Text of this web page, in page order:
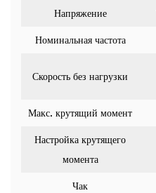
Напряжение
Номинальная частота
Скорость без нагрузки
Макс. крутящий момент
Настройка крутящего
момента
Чак